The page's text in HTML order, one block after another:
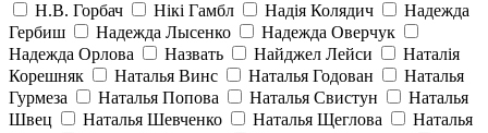
Н.В. Горбач
Нікі Гамбл Надія Колядич
Надежда
Гербиш
Надежда Лысенко
Надежда Оверчук
Надежда Орлова
Назвать Найджел Лейси
Наталія
Корешняк
Наталья Винс Наталья Годован
Наталья
Гурмеза
Наталья Попова Наталья Свистун
Наталья
Швец
Наталья Шевченко Наталья Щеглова
Наталья